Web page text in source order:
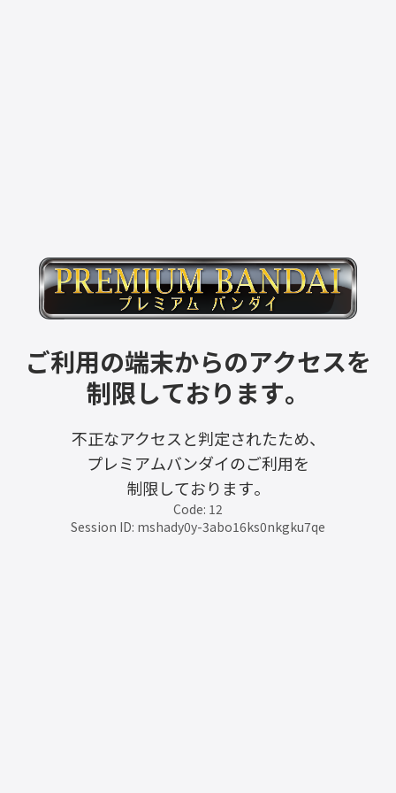
ご利用の端末からのアクセスを
制限しております。
不正なアクセスと判定されたため、
プレミアムバンダイのご利用を
制限しております。
Code: 12
Session ID: mshady0y-3abo16ks0nkgku7qe